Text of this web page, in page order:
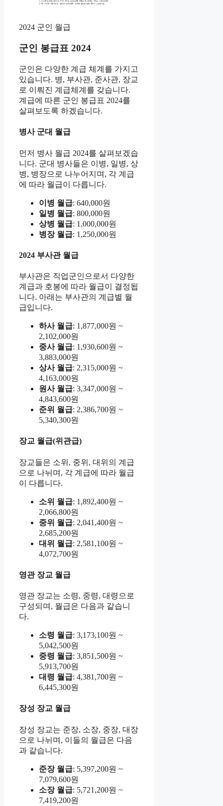
2024 군인 월급
군인 봉급표 2024
군인은 다양한 계급 체계를 가지고
있습니다. 병, 부사관, 준사관, 장교
로 이뤄진 계급체계를 갖습니다.
계급에 따른 군인 봉급표 2024를
살펴보도록 하겠습니다.
병사 군대 월급
먼저 병사 월급 2024를 살펴보겠습
니다. 군대 병사들은 이병, 일병, 상
병, 병장으로 나누어지며, 각 계급
에 따라 월급이 다릅니다.
이병 월급: 640,000원
일병 월급: 800,000원
상병 월급: 1,000,000원
병장 월급: 1,250,000원
2024 부사관 월급
부사관은 직업군인으로서 다양한
계급과 호봉에 따라 월급이 결정됩
니다. 아래는 부사관의 계급별 월
급입니다.
하사 월급: 1,877,000원 ~
2,102,000원
중사 월급: 1,930,600원 ~
3,883,000원
상사 월급: 2,315,000원 ~
4,163,000원
원사 월급: 3,347,000원 ~
4,843,600원
준위 월급: 2,386,700원 ~
5,340,300원
장교 월급(위관급)
장교들은 소위, 중위, 대위의 계급
으로 나뉘며, 각 계급에 따라 월급
이 다릅니다.
소위 월급: 1,892,400원 ~
2,066,800원
중위 월급: 2,041,400원 ~
2,685,200원
대위 월급: 2,581,100원 ~
4,072,700원
영관 장교 월급
영관 장교는 소령, 중령, 대령으로
구성되며, 월급은 다음과 같습니
다.
소령 월급: 3,173,100원 ~
5,042,500원
중령 월급: 3,851,500원 ~
5,913,700원
대령 월급: 4,381,700원 ~
6,445,300원
장성 장교 월급
장성 장교는 준장, 소장, 중장, 대장
으로 나뉘며, 이들의 월급은 다음
과 같습니다.
준장 월급: 5,397,200원 ~
7,079,600원
소장 월급: 5,721,200원 ~
7,419,200원